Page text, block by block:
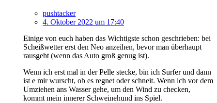
pushtacker
4. Oktober 2022 um 17:40
Einige von euch haben das Wichtigste schon geschrieben: bei
Scheißwetter erst den Neo anzeihen, bevor man überhaupt
rausgeht (wenn das Auto groß genug ist).
Wenn ich erst mal in der Pelle stecke, bin ich Surfer und dann
ist e mir wurscht, ob es regnet oder schneit. Wenn ich vor dem
Umziehen ans Wasser gehe, um den Wind zu checken,
kommt mein innerer Schweinehund ins Spiel.